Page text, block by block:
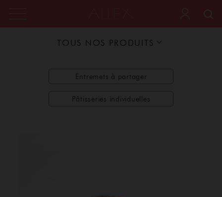
TOUS NOS PRODUITS
Entremets à partager
Pâtisseries individuelles